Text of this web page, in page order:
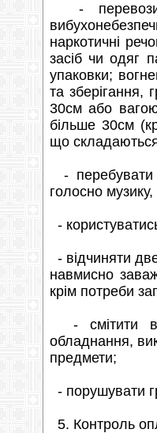
-
наркотичні
засіб чи одяг
упаковки;
та зберігання,
30см або
більше 30см
що
- перебувати
голосно
-
- відчиняти
навмисно
крім потреби
- смітити в
обладнання,
предмети;
- порушувати
5. Контроль